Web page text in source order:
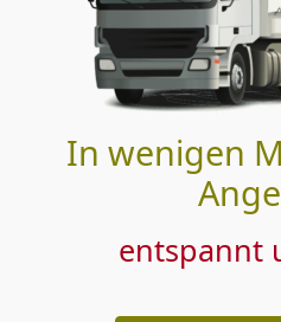
In wenigen
entspannt